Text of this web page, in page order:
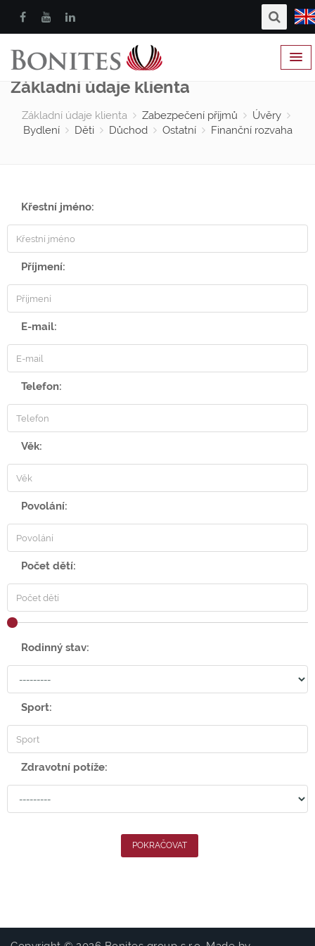
Základní údaje klienta
Základní údaje klienta Zabezpečení příjmů
Úvěry
Bydlení
Děti Důchod Ostatní Finanční rozvaha
Křestní jméno:
Příjmení:
E-mail:
Telefon:
Věk:
Povolání:
Počet dětí:
Rodinný stav:
Sport:
Zdravotní potíže: